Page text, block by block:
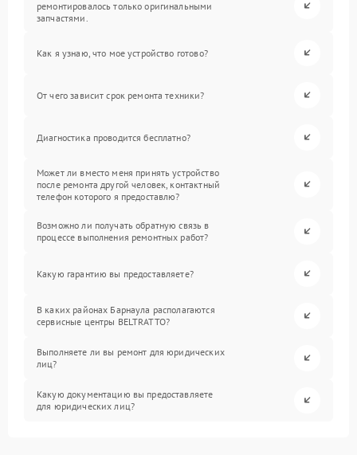
ремонтировалось только оригинальными
запчастями.
Как я узнаю, что мое устройство готово?
От чего зависит срок ремонта техники?
Диагностика проводится бесплатно?
Может ли вместо меня принять устройство
после ремонта другой человек, контактный
телефон которого я предоставлю?
Возможно ли получать обратную связь в
процессе выполнения ремонтных работ?
Какую гарантию вы предоставляете?
В каких районах Барнаула располагаются
сервисные центры BELTRATTO?
Выполняете ли вы ремонт для юридических
лиц?
Какую документацию вы предоставляете
для юридических лиц?